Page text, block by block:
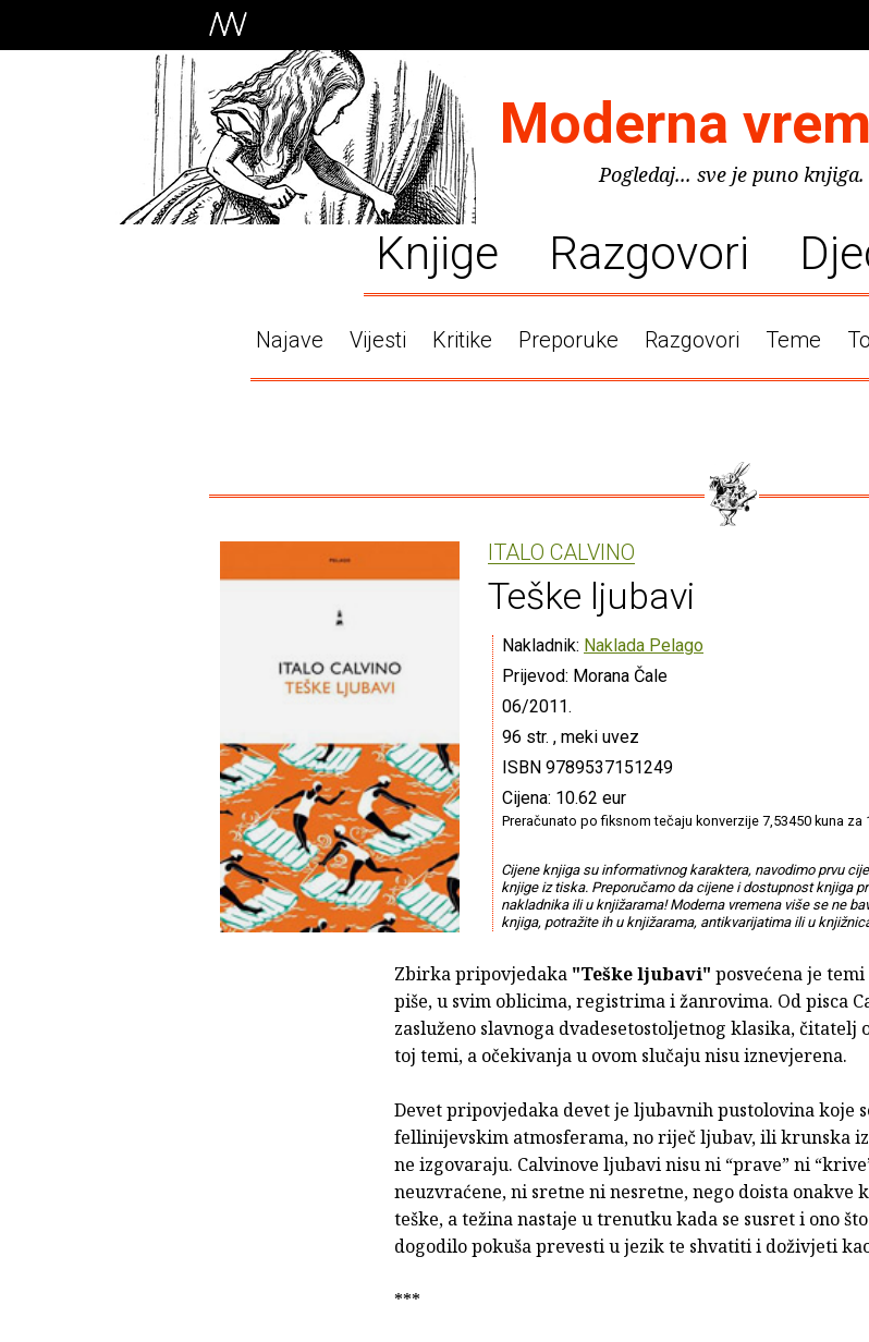
Moderna
Pogledaj... sve je puno knjiga.
Knjige Razgovori
Najave Vijesti Kritike Preporuke Razgovori Teme
ITALO CALVINO
Teške ljubavi
Nakladnik: Naklada Pelago
Prijevod: Morana Čale
06/2011.
96 str. , meki uvez
ISBN 9789537151249
Cijena: 10.62 eur
Preračunato po fiksnom tečaju konverzije 7,53450 kuna za
Cijene knjiga su informativnog karaktera, navodimo prvu
knjige iz tiska. Preporučamo da cijene i dostupnost knjiga
nakladnika ili u knjižarama! Moderna vremena više se ne
knjiga, potražite ih u knjižarama, antikvarijatima ili u
Zbirka pripovjedaka "Teške ljubavi" posvećena je
piše, u svim oblicima, registrima i žanrovima. Od pisca
zasluženo slavnoga dvadesetostoljetnog klasika, čitatelj
toj temi, a očekivanja u ovom slučaju nisu iznevjerena.
Devet pripovjedaka devet je ljubavnih pustolovina koje
fellinijevskim atmosferama, no riječ ljubav, ili krunska
ne izgovaraju. Calvinove ljubavi nisu ni “prave” ni
neuzvraćene, ni sretne ni nesretne, nego doista onakve
teške, a težina nastaje u trenutku kada se susret i ono
dogodilo pokuša prevesti u jezik te shvatiti i doživjeti
***